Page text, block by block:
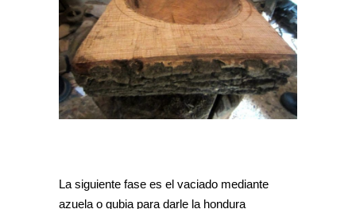
La siguiente fase es el vaciado mediante
azuela o gubia para darle la hondura